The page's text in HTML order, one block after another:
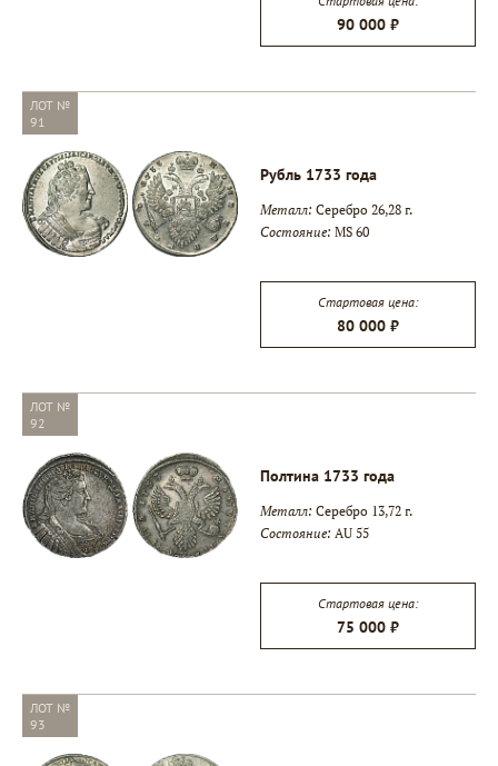
90 000 ₽
ЛОТ №
91
Рубль 1733 года
Металл: Серебро 26,28 г.
Состояние: MS 60
Стартовая цена:
80 000 ₽
ЛОТ №
92
Полтина 1733 года
Металл: Серебро 13,72 г.
Состояние: AU 55
Стартовая цена:
75 000 ₽
ЛОТ №
93